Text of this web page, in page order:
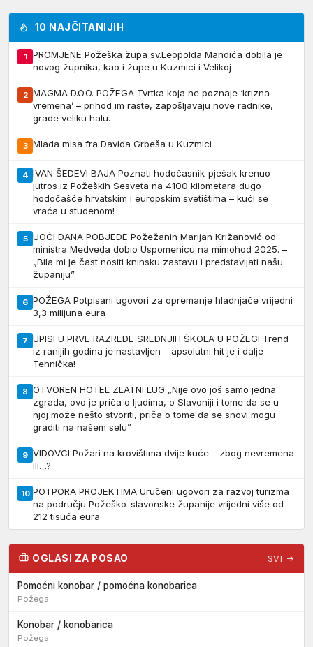
10 NAJČITANIJIH
1
PROMJENE Požeška župa sv.Leopolda Mandića dobila je
novog župnika, kao i župe u Kuzmici i Velikoj
2 MAGMA D.O.O. POŽEGA Tvrtka koja ne poznaje ‘krizna
vremena’ – prihod im raste, zapošljavaju nove radnike,
grade veliku halu…
3 Mlada misa fra Davida Grbeša u Kuzmici
4 IVAN ŠEDEVI BAJA Poznati hodočasnik-pješak krenuo
jutros iz Požeških Sesveta na 4100 kilometara dugo
hodočašće hrvatskim i europskim svetištima – kući se
vraća u studenom!
5 UOČI DANA POBJEDE Požežanin Marijan Križanović od
ministra Medveda dobio Uspomenicu na mimohod 2025. –
„Bila mi je čast nositi kninsku zastavu i predstavljati našu
županiju”
6 POŽEGA Potpisani ugovori za opremanje hladnjače vrijedni
3,3 milijuna eura
7 UPISI U PRVE RAZREDE SREDNJIH ŠKOLA U POŽEGI Trend
iz ranijih godina je nastavljen – apsolutni hit je i dalje
Tehnička!
8 OTVOREN HOTEL ZLATNI LUG „Nije ovo još samo jedna
zgrada, ovo je priča o ljudima, o Slavoniji i tome da se u
njoj može nešto stvoriti, priča o tome da se snovi mogu
graditi na našem selu”
9 VIDOVCI Požari na krovištima dvije kuće – zbog nevremena
ili…?
10 POTPORA PROJEKTIMA Uručeni ugovori za razvoj turizma
na području Požeško-slavonske županije vrijedni više od
212 tisuća eura
OGLASI ZA POSAO SVI →
Pomoćni konobar / pomoćna konobarica
Požega
Konobar / konobarica
Požega